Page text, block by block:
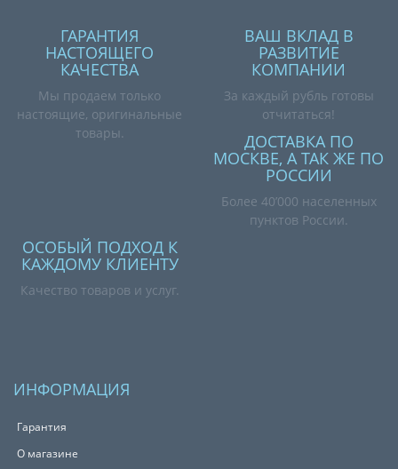
ГАРАНТИЯ
НАСТОЯЩЕГО
КАЧЕСТВА
Мы продаем только
настоящие, оригинальные
товары.
ВАШ ВКЛАД В
РАЗВИТИЕ
КОМПАНИИ
За каждый рубль готовы
отчитаться!
ДОСТАВКА ПО
МОСКВЕ, А ТАК ЖЕ ПО
РОССИИ
Более 40’000 населенных
пунктов России.
ОСОБЫЙ ПОДХОД К
КАЖДОМУ КЛИЕНТУ
Качество товаров и услуг.
ИНФОРМАЦИЯ
Гарантия
О магазине